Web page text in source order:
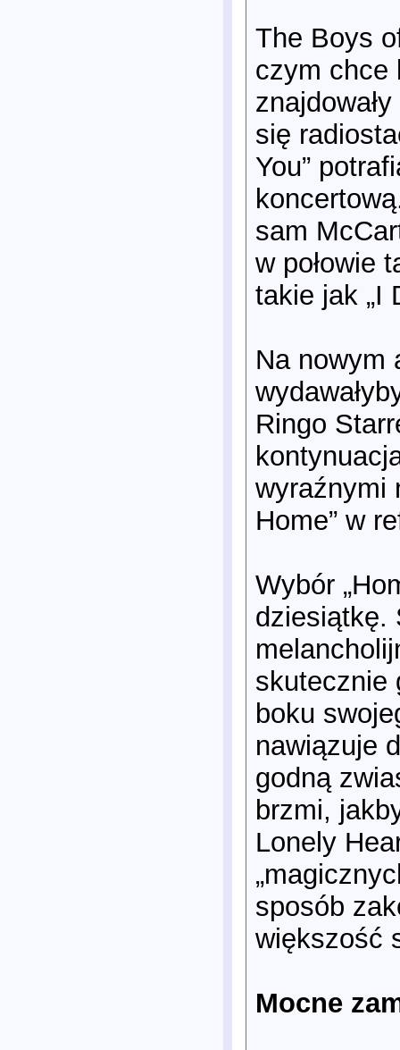
The Boys
czym chce
się
You”
sam
w połowie
takie jak „I
Na nowym
Ringo
wyraźnymi
Home” w
Wybór
dziesiątkę.
skutecznie
boku
nawiązuje
godną
brzmi,
Lonely
sposób
większość
Mocne